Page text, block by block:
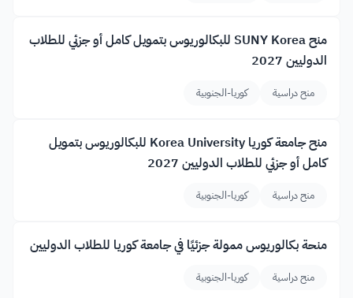
منح SUNY Korea للبكالوريوس بتمويل كامل أو جزئي للطلاب
الدوليين 2027
منح دراسية كوريا-الجنوبية
منح جامعة كوريا Korea University للبكالوريوس بتمويل
كامل أو جزئي للطلاب الدوليين 2027
منح دراسية كوريا-الجنوبية
منحة بكالوريوس ممولة جزئيًا في جامعة كوريا للطلاب الدوليين
منح دراسية كوريا-الجنوبية